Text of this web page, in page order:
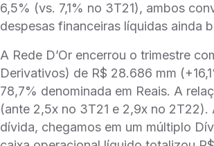
6,5% (vs. 7,1% no 3T21), ambos
despesas financeiras líquidas ainda
A Rede D’Or encerrou o trimestre
Derivativos) de R$ 28.686 mm
78,7% denominada em Reais. A
(ante 2,5x no 3T21 e 2,9x no
dívida, chegamos em um múltiplo